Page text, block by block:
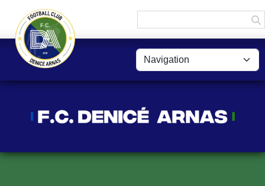
Panneau de gestion des cookies